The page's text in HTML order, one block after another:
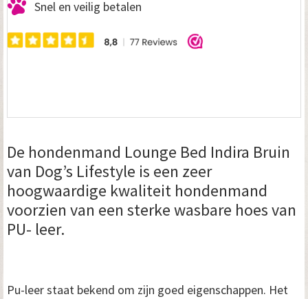
Snel en veilig betalen
De hondenmand Lounge Bed Indira Bruin
van Dog’s Lifestyle is een zeer
hoogwaardige kwaliteit hondenmand
voorzien van een sterke wasbare hoes van
PU- leer.
Pu-leer staat bekend om zijn goed eigenschappen. Het